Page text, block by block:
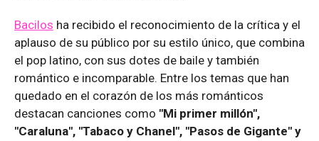
Bacilos ha recibido el reconocimiento de la crítica y el
aplauso de su público por su estilo único, que combina
el pop latino, con sus dotes de baile y también
romántico e incomparable. Entre los temas que han
quedado en el corazón de los más románticos
destacan canciones como "Mi primer millón",
"Caraluna", "Tabaco y Chanel", "Pasos de Gigante" y